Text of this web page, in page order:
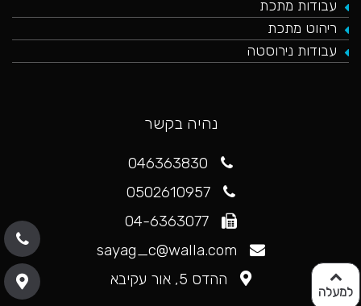
למעלה
עבודות מתכת
ריהוט מתכת
עבודות נירוסטה
נהיה בקשר
046363830
0502610957
04-6363077
sayag_c@walla.com
ההדס 5, אור עקיבא